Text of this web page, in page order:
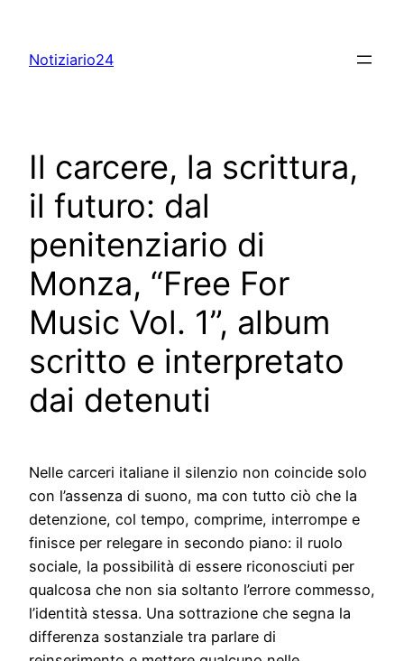
content
Notiziario24
Il carcere, la scrittura,
il futuro: dal
penitenziario di
Monza, “Free For
Music Vol. 1”, album
scritto e interpretato
dai detenuti
Nelle carceri italiane il silenzio non coincide solo
con l’assenza di suono, ma con tutto ciò che la
detenzione, col tempo, comprime, interrompe e
finisce per relegare in secondo piano: il ruolo
sociale, la possibilità di essere riconosciuti per
qualcosa che non sia soltanto l’errore commesso,
l’identità stessa. Una sottrazione che segna la
differenza sostanziale tra parlare di